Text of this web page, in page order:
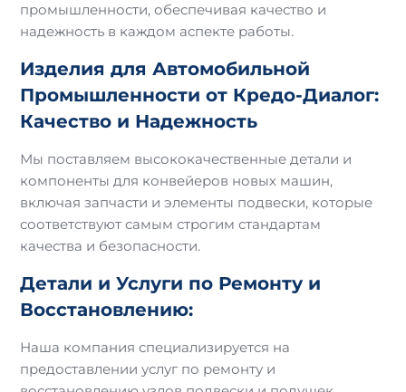
промышленности, обеспечивая качество и
надежность в каждом аспекте работы.
Изделия для Автомобильной
Промышленности от Кредо-Диалог:
Качество и Надежность
Мы поставляем высококачественные детали и
компоненты для конвейеров новых машин,
включая запчасти и элементы подвески, которые
соответствуют самым строгим стандартам
качества и безопасности.
Детали и Услуги по Ремонту и
Восстановлению:
Наша компания специализируется на
предоставлении услуг по ремонту и